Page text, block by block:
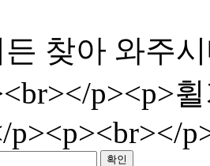
찾아 와주
p><p>
p><p><br></
확인